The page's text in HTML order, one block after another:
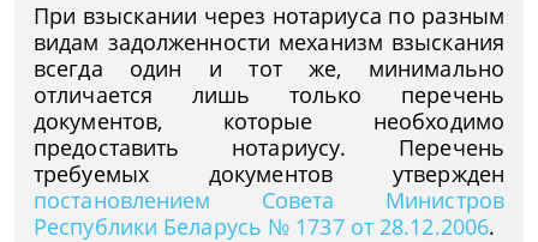
При взыскании через нотариуса по разным
видам задолженности механизм взыскания
всегда один и тот же, минимально
отличается лишь только перечень
документов, которые необходимо
предоставить нотариусу. Перечень
требуемых документов утвержден
постановлением Совета Министров
Республики Беларусь № 1737 от 28.12.2006.